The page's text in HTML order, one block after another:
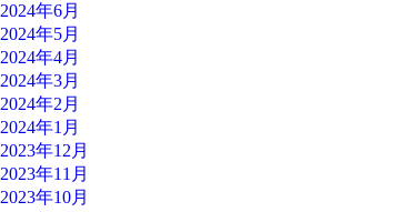
2024年6月
2024年5月
2024年4月
2024年3月
2024年2月
2024年1月
2023年12月
2023年11月
2023年10月